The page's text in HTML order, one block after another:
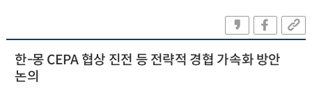
한-몽 CEPA 협상 진전 등 전략적 경협 가속화 방안
논의